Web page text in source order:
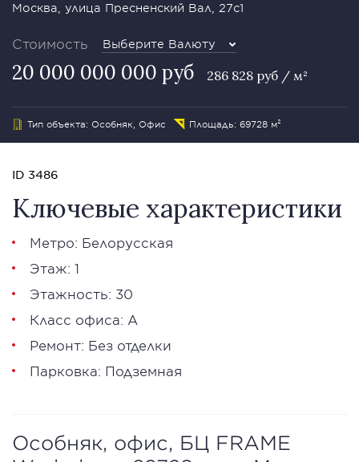
Москва, улица Пресненский Вал, 27с1
Стоимость Выберите Валюту
20 000 000 000 руб 286 828 руб / м²
Тип объекта: Особняк, Офис Площадь: 69728 м²
ID 3486
Ключевые характеристики
Метро: Белорусская
Этаж: 1
Этажность: 30
Класс офиса: А
Ремонт: Без отделки
Парковка: Подземная
Особняк, офис, БЦ FRAME